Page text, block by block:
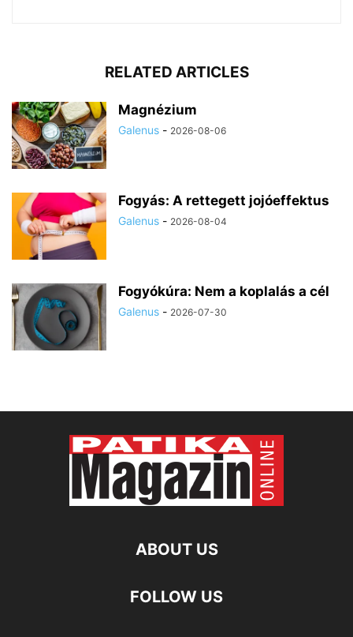
RELATED ARTICLES
Magnézium
Galenus - 2026-08-06
Fogyás: A rettegett jojóeffektus
Galenus - 2026-08-04
Fogyókúra: Nem a koplalás a cél
Galenus - 2026-07-30
ABOUT US
FOLLOW US